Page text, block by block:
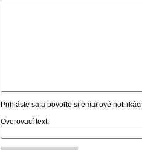
Prihláste sa a povoľte si emailové
Overovací text: